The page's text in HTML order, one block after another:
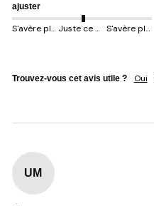
ajuster
S'avère plus petit Juste ce qu'il faut S'avère plus gros
Trouvez-vous cet avis utile ? Oui
UM